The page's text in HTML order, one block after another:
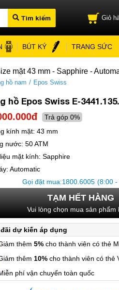
Tìm kiếm Giỏ
BÚT KÝ TRANG SỨC
mặt 43 mm - Sapphire -
hồ nam / Epos Swiss
hồ Epos Swiss E-
Trả góp 0%
kính mặt: 43 mm
nước: 50 ATM
mặt kính: Sapphire
Automatic
Gọi đặt mua:1800.6005 (8:00 -
TẠM HẾT HÀNG
Vui lòng chọn mua sản phẩm
dự kiến áp dụng
thêm 5%cho thành viên có thẻ
thêm 10%cho thành viên có thẻ
phí vận chuyển toàn quốc